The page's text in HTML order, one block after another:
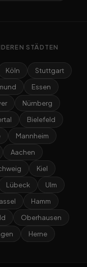
STÄDTEN
Köln
Stuttgart
Essen
Nürnberg
Bielefeld
Mannheim
Aachen
Kiel
Lübeck
Ulm
Hamm
Oberhausen
Herne